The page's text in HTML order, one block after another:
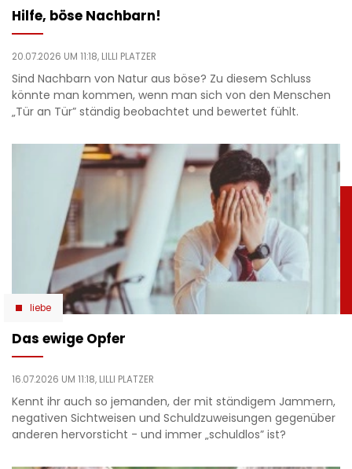
Hilfe, böse Nachbarn!
20.07.2026 UM 11:18, LILLI PLATZER
Sind Nachbarn von Natur aus böse? Zu diesem Schluss
könnte man kommen, wenn man sich von den Menschen
„Tür an Tür” ständig beobachtet und bewertet fühlt.
liebe
Das ewige Opfer
16.07.2026 UM 11:18, LILLI PLATZER
Kennt ihr auch so jemanden, der mit ständigem Jammern,
negativen Sichtweisen und Schuldzuweisungen gegenüber
anderen hervorsticht - und immer „schuldlos” ist?